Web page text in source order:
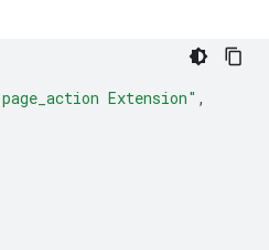
page_action Extension" ,